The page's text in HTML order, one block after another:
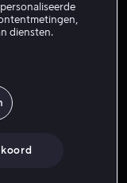
diensten.